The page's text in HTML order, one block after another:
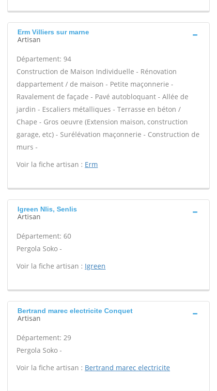
Erm Villiers sur marne
Artisan
Département: 94
Construction de Maison Individuelle - Rénovation
dappartement / de maison - Petite maçonnerie -
Ravalement de façade - Pavé autobloquant - Allée de
jardin - Escaliers métalliques - Terrasse en béton /
Chape - Gros oeuvre (Extension maison, construction
garage, etc) - Surélévation maçonnerie - Construction de
murs -
Voir la fiche artisan : Erm
Igreen Nlis, Senlis
Artisan
Département: 60
Pergola Soko -
Voir la fiche artisan : Igreen
Bertrand marec electricite Conquet
Artisan
Département: 29
Pergola Soko -
Voir la fiche artisan : Bertrand marec electricite